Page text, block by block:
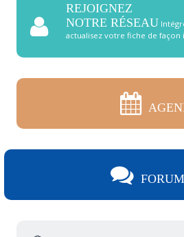
REJOIGNEZ
NOTRE RÉSEAU
actualisez votre fiche de façon
FORUM